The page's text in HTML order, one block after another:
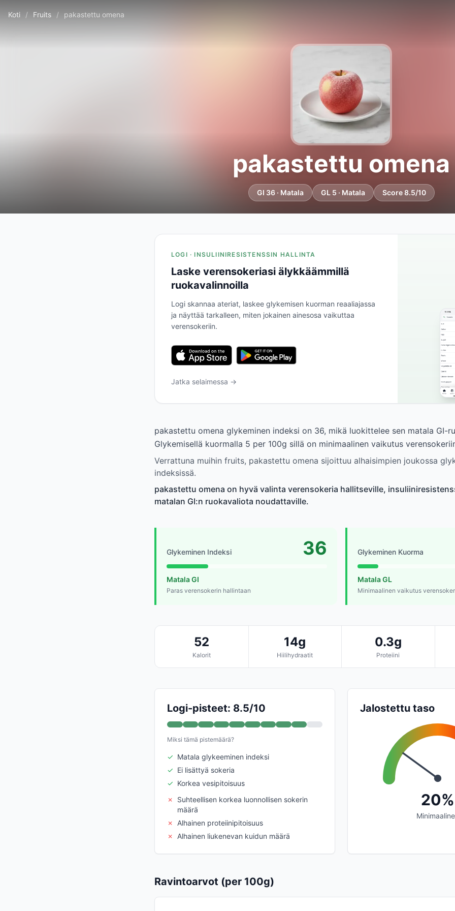
Koti / Fruits / pakastettu omena
pakastettu omena
GI 36 · Matala GL 5 · Matala Score 8.5/10
LOGI · INSULIINIRESISTENSSIN HALLINTA
Laske verensokeriasi älykkäämmillä
ruokavalinnoilla
Logi skannaa ateriat, laskee glykemisen kuorman reaaliajassa
ja näyttää tarkalleen, miten jokainen ainesosa vaikuttaa
verensokeriin.
Jatka selaimessa →
pakastettu omena glykeminen indeksi on 36, mikä luokittelee sen matala GI-
Glykemisellä kuormalla 5 per 100g sillä on minimaalinen vaikutus
Verrattuna muihin fruits, pakastettu omena sijoittuu alhaisimpien joukossa
indeksissä.
pakastettu omena on hyvä valinta verensokeria hallitseville,
matalan GI:n ruokavaliota noudattaville.
Glykeminen Indeksi 36
Matala GI
Paras verensokerin hallintaan
Glykeminen Kuorma
Matala GL
Minimaalinen vaikutus
52
Kalorit
14g
Hiilihydraatit
0.3g
Proteiini
Logi-pisteet: 8.5/10
Miksi tämä pistemäärä?
✓ Matala glykeeminen indeksi
✓ Ei lisättyä sokeria
✓ Korkea vesipitoisuus
✗
Suhteellisen korkea luonnollisen sokerin
määrä
✗
Alhainen proteiinipitoisuus
✗
Alhainen liukenevan kuidun määrä
Jalostettu taso
20%
Ravintoarvot (per 100g)